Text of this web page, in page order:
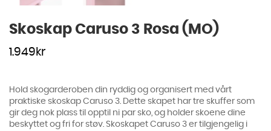
Skoskap Caruso 3 Rosa (MO)
1.949 kr
Hold skogarderoben din ryddig og organisert med vårt
praktiske skoskap Caruso 3. Dette skapet har tre skuffer som
gir deg nok plass til opptil ni par sko, og holder skoene dine
beskyttet og fri for støv. Skoskapet Caruso 3 er tilgjengelig i